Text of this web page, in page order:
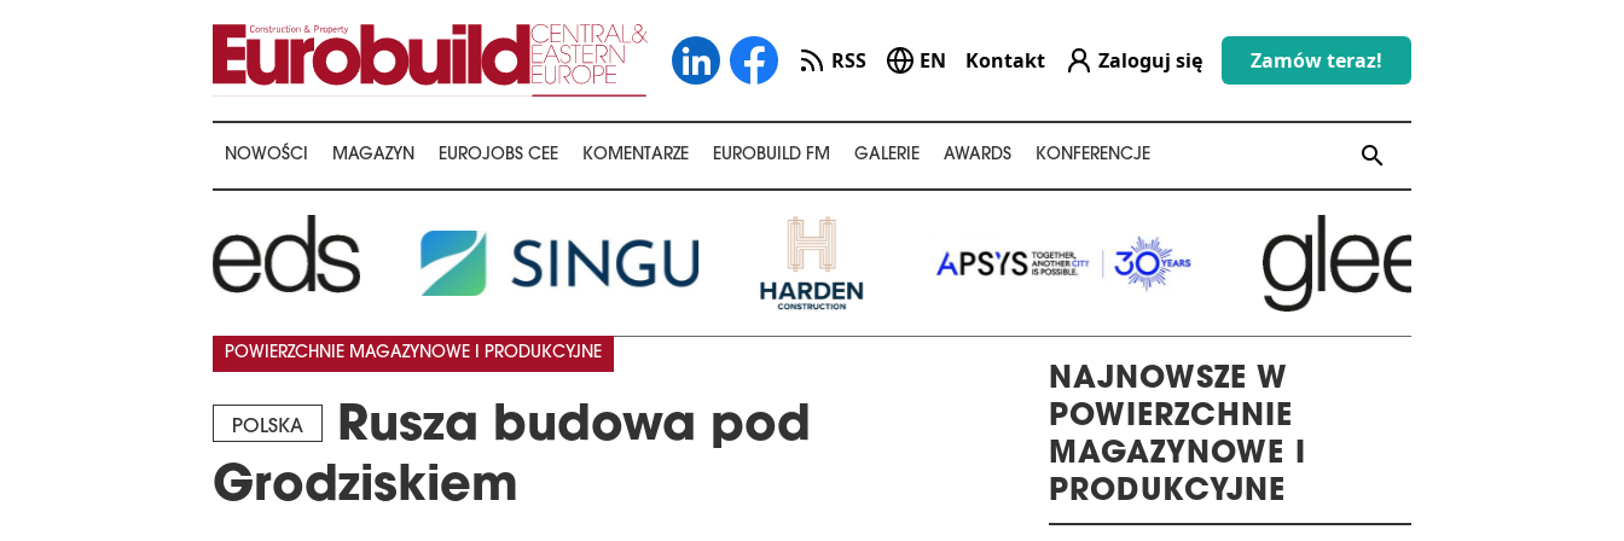
RSS EN Kontakt Zaloguj się Zamów teraz!
NOWOŚCI MAGAZYN EUROJOBS CEE KOMENTARZE EUROBUILD FM GALERIE AWARDS KONFERENCJE search
POLSKA
Rusza budowa pod
Grodziskiem
POWIERZCHNIE MAGAZYNOWE I PRODUKCYJNE
NAJNOWSZE W
POWIERZCHNIE
MAGAZYNOWE I
PRODUKCYJNE